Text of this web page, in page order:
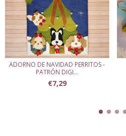
ADORNO DE NAVIDAD PERRITOS -
PATRÓN DIGI...
€7,29